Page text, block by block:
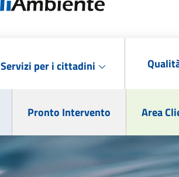
Servizi per i cittadini
Pronto Intervento Area